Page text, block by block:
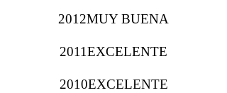
2012MUY BUENA
2011EXCELENTE
2010EXCELENTE